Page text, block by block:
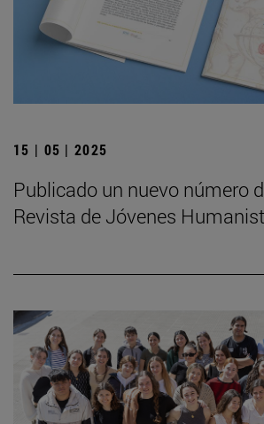
15 | 05 | 2025
Publicado un nuevo número
Revista de Jóvenes